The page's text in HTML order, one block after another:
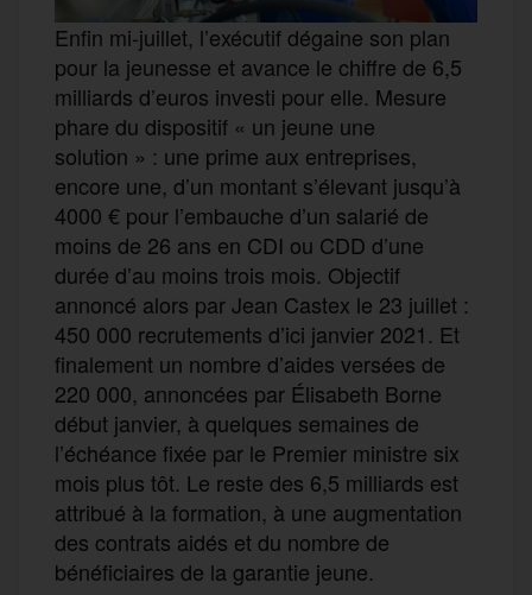
Enfin mi-juillet, l’exécutif dégaine son plan
pour la jeunesse et avance le chiffre de 6,5
milliards d’euros investi pour elle. Mesure
phare du dispositif « un jeune une
solution » : une prime aux entreprises,
encore une, d’un montant s’élevant jusqu’à
4000 € pour l’embauche d’un salarié de
moins de 26 ans en CDI ou CDD d’une
durée d’au moins trois mois. Objectif
annoncé alors par Jean Castex le 23 juillet :
450 000 recrutements d’ici janvier 2021. Et
finalement un nombre d’aides versées de
220 000, annoncées par Élisabeth Borne
début janvier, à quelques semaines de
l’échéance fixée par le Premier ministre six
mois plus tôt. Le reste des 6,5 milliards est
attribué à la formation, à une augmentation
des contrats aidés et du nombre de
bénéficiaires de la garantie jeune.